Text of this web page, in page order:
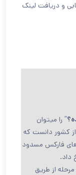
و دریافت لینک
” را میتوان
کشور دانست که
های فارکس مسدود
داد.
از طریق